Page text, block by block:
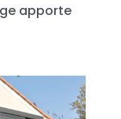
apporte